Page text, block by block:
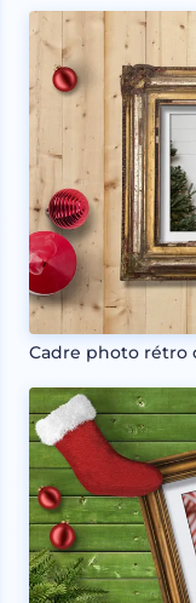
Cadre photo rétro